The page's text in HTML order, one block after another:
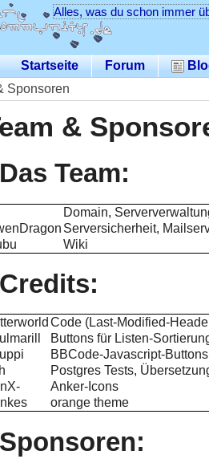
Alles, was du schon immer
Startseite Forum
Sponsoren
&
Das Team:
Domain,
Serversicherheit,
Wiki
Credits:
Code (Last-Modified-
Buttons für Listen-
BBCode-Javascript-Buttons
Postgres Tests,
Anker-Icons
orange theme
Sponsoren: